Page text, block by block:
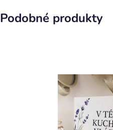
Podobné produkty